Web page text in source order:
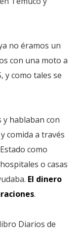
no éramos un
con una moto a
y como tales se
y hablaban con
comida a través
como
o casas
El dinero
.